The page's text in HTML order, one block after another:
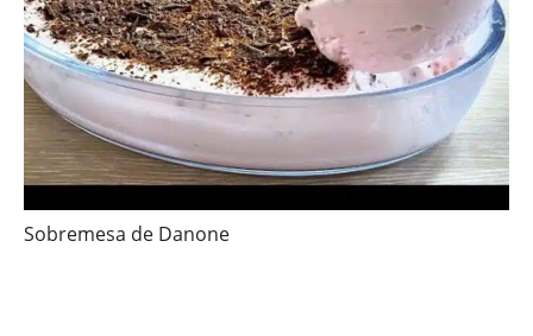
Sobremesa de Danone